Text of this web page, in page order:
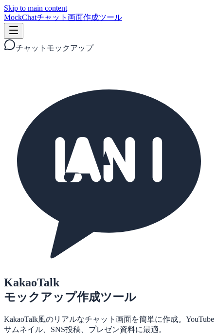
Skip to main content
MockChatチャット画面作成ツール
チャットモックアップ
KakaoTalk
モックアップ作成ツール
KakaoTalk風のリアルなチャット画面を簡単に作成。YouTube
サムネイル、SNS投稿、プレゼン資料に最適。